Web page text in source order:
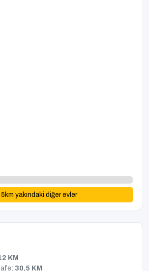
5 km yakındaki diğer evler
KM
30,5 KM